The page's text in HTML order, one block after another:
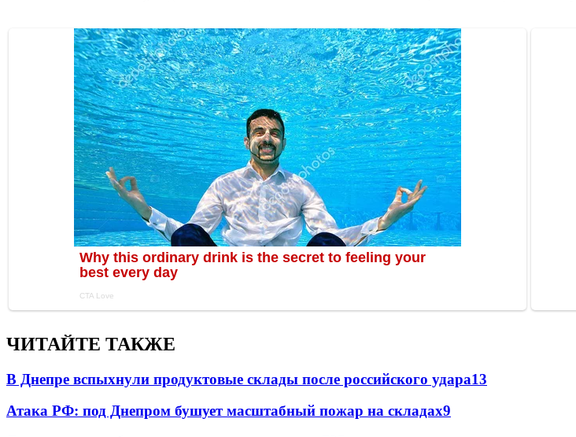
ЧИТАЙТЕ ТАКЖЕ
В Днепре вспыхнули продуктовые склады после российского удара13
Атака РФ: под Днепром бушует масштабный пожар на складах9